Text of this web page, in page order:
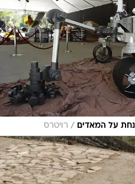
על המאדים / רויטרס